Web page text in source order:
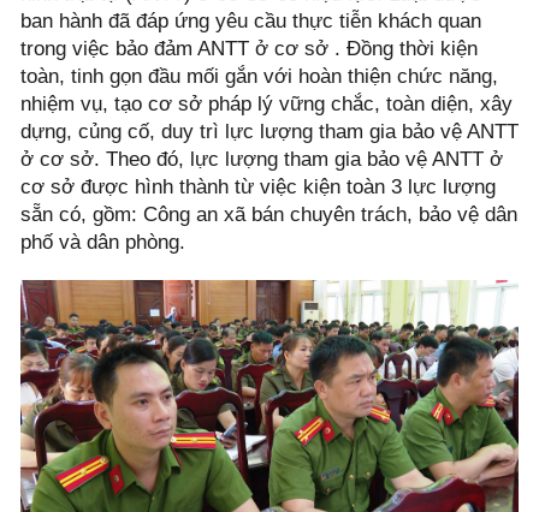
ban hành đã đáp ứng yêu cầu thực tiễn khách quan
trong việc bảo đảm ANTT ở cơ sở . Đồng thời kiện
toàn, tinh gọn đầu mối gắn với hoàn thiện chức năng,
nhiệm vụ, tạo cơ sở pháp lý vững chắc, toàn diện, xây
dựng, củng cố, duy trì lực lượng tham gia bảo vệ ANTT
ở cơ sở. Theo đó, lực lượng tham gia bảo vệ ANTT ở
cơ sở được hình thành từ việc kiện toàn 3 lực lượng
sẵn có, gồm: Công an xã bán chuyên trách, bảo vệ dân
phố và dân phòng.